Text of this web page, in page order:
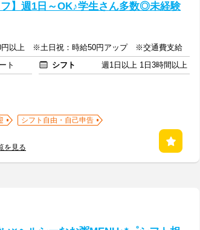
フ】週1日～OK♪学生さん多数◎未経験
円以上 ※土日祝：時給50円アップ ※交通費支給
ト シフト
週1日以上 1日3時間以上
シフト自由・自己申告
を見る